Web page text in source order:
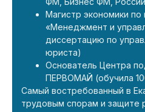
Магистр экономики по
«Менеджмент и
диссертацию по
юриста)
Основатель Центра
ПЕРВОМАЙ (обучила
Самый востребованный в
трудовым спорам и защите